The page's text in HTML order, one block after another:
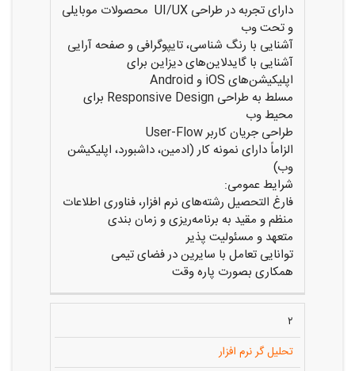
دارای تجربه در طراحی UI/UX محصولات موبایلی
و تحت وب
آشنایی با رنگ ‌شناسی، تایپوگرافی و صفحه‌ آرایی
آشنایی با گایدلاین‌های دیزاین برای
اپلیکیشن‌های iOS و Android
مسلط به طراحی Responsive Design برای
محیط وب
طراحی جریان کاربر User-Flow
الزاماً دارای نمونه کار (ادمین، داشبورد، اپلیکیشن
وب)
شرایط عمومی:
فارغ التحصیل رشته‌های نرم افزار، فناوری اطلاعات
منظم و مقید به برنامه‌ریزی و زمان بندی
متعهد و مسئولیت پذیر
توانایی تعامل با سایرین در فضای تیمی
همکاری بصورت پاره وقت
۲
تحلیل گر نرم افزار